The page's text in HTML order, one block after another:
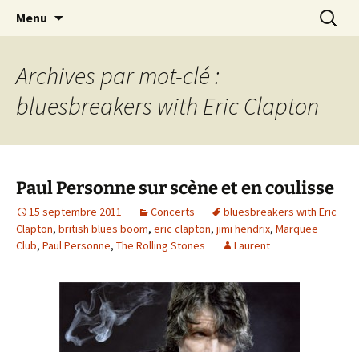
Laurent Rieppi
Journaliste musical · Historien du rock ·
Conférencier
Menu
Archives par mot-clé :
bluesbreakers with Eric Clapton
Paul Personne sur scène et en coulisse
15 septembre 2011 Concerts
bluesbreakers with Eric
Clapton, british blues boom, eric clapton, jimi hendrix, Marquee
Club, Paul Personne, The Rolling Stones Laurent